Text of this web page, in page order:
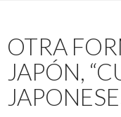
OTRA
JAPÓN,